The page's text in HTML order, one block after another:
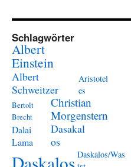
Schlagwörter
Albert
Einstein
Albert
Schweitzer
Aristotel
es
Bertolt
Brecht
Christian
Morgenstern
Dalai
Lama
Dasakal
os
Daskalos/Was